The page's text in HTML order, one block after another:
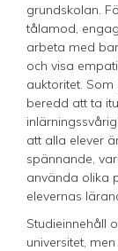
grundskolan.
tålamod,
arbeta med
och visa
auktoritet.
beredd att ta
att alla elever
spännande,
använda olika
elevernas
Studieinnehåll
universitet,